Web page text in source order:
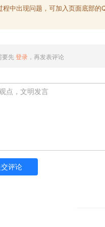
程中出现问题，可加入页面底部的
要先 登录 ，再发表评论
评论